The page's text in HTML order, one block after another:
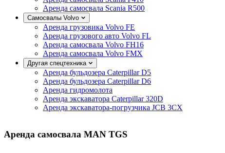
Аренда самосвала Scania R500
Самосвалы Volvo
Аренда грузовика Volvo FE
Аренда грузового авто Volvo FL
Аренда самосвала Volvo FH16
Аренда самосвала Volvo FMX
Другая спецтехника
Аренда бульдозера Caterpillar D5
Аренда бульдозера Caterpillar D6
Аренда гидромолота
Аренда экскаватора Caterpillar 320D
Аренда экскаватора-погрузчика JCB 3CX
Аренда самосвала MAN TGS